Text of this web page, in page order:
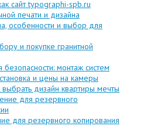
сайт typographi-spb.ru
печати и дизайна
особенности и выбор для
и покупке гранитной
монтаж систем
и цены на камеры
дизайн квартиры мечты
для резервного
для резервного копирования